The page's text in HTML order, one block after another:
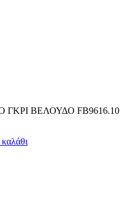
ΓΚΡΙ ΒΕΛΟΥΔΟ FB9616.10